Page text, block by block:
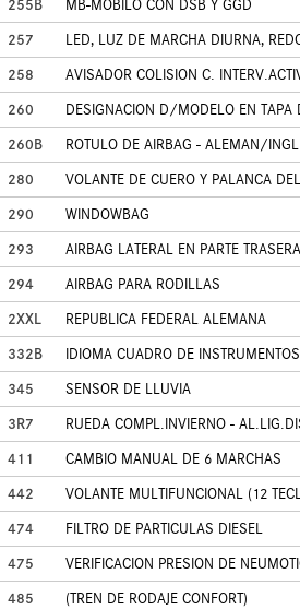
255B
MB-MOBILO CON DSB Y GGD
257
LED, LUZ DE MARCHA DIURNA,
258
AVISADOR COLISION C.
260
DESIGNACION D/MODELO EN TAPA
260B
ROTULO DE AIRBAG - ALEMAN/
280
VOLANTE DE CUERO Y PALANCA
290
WINDOWBAG
293
AIRBAG LATERAL EN PARTE
294
AIRBAG PARA RODILLAS
2XXL
REPUBLICA FEDERAL ALEMANA
332B
IDIOMA CUADRO DE
345
SENSOR DE LLUVIA
3R7
RUEDA COMPL.INVIERNO -
411
CAMBIO MANUAL DE 6 MARCHAS
442
VOLANTE MULTIFUNCIONAL (12
474
FILTRO DE PARTICULAS DIESEL
475
VERIFICACION PRESION DE
485
(TREN DE RODAJE CONFORT)